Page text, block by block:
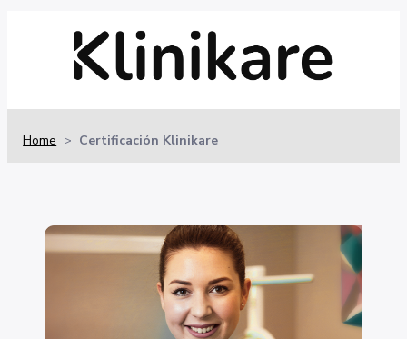
Home > Certificación Klinikare